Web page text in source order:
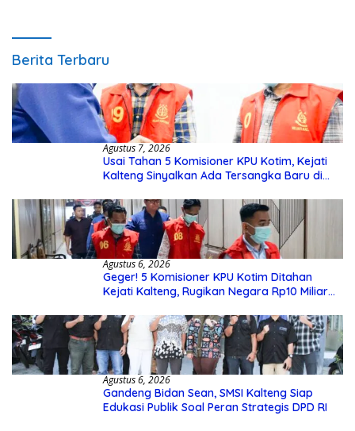
Berita Terbaru
Agustus 7, 2026
Usai Tahan 5 Komisioner KPU Kotim, Kejati
Kalteng Sinyalkan Ada Tersangka Baru di
Agustus 6, 2026
Geger! 5 Komisioner KPU Kotim Ditahan
Kejati Kalteng, Rugikan Negara Rp10 Miliar
Agustus 6, 2026
Gandeng Bidan Sean, SMSI Kalteng Siap
Edukasi Publik Soal Peran Strategis DPD RI